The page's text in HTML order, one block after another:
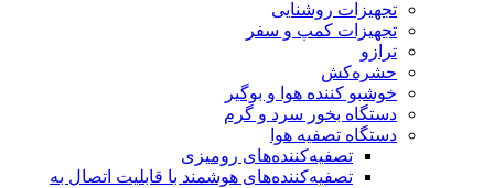
تجهیزات روشنایی
تجهیزات کمپ و سفر
ترازو
حشره‌کش
خوشبو کننده هوا و بوگیر
دستگاه بخور سرد و گرم
دستگاه تصفیه هوا
تصفیه‌کننده‌های رومیزی
تصفیه‌کننده‌های هوشمند با قابلیت اتصال به